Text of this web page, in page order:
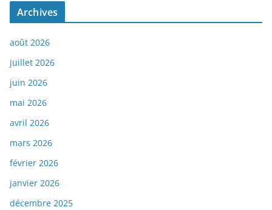
Archives
août 2026
juillet 2026
juin 2026
mai 2026
avril 2026
mars 2026
février 2026
janvier 2026
décembre 2025